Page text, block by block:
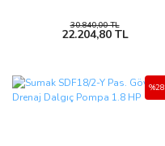
30.840,00 TL
22.204,80 TL
%28